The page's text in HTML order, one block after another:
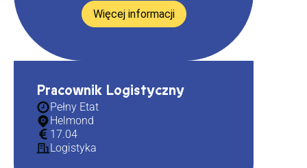
Więcej informacji
Pracownik Logistyczny
Pełny Etat
Helmond
17.04
Logistyka